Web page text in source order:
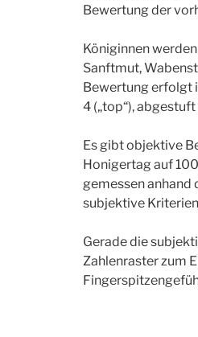
Bewertung der
Königinnen
Sanftmut,
Bewertung erfolgt
4 („top“),
Es gibt objektive
Honigertag auf
gemessen anhand
subjektive
Gerade die
Zahlenraster zum